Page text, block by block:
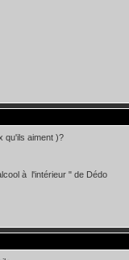
qu'ils aiment )?
à l'intérieur " de Dédo